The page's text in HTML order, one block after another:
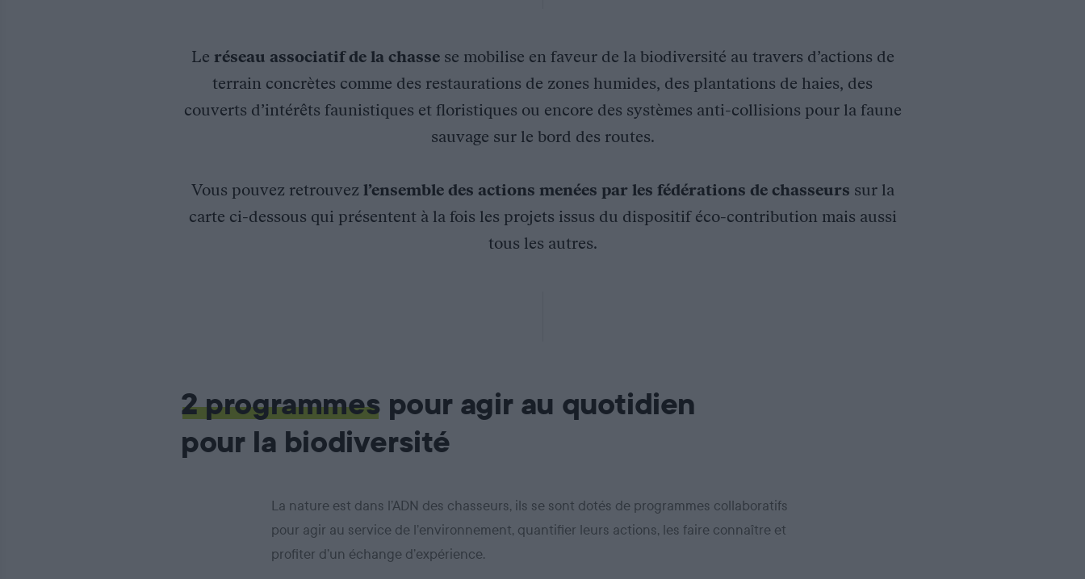
Le réseau associatif de la chassese mobilise en faveur de la biodiversité au travers d’actions de
terrain concrètes comme des restaurations de zones humides, des plantations de haies, des
couverts d’intérêts faunistiques et floristiques ou encore des systèmes anti-collisions pour la faune
sauvage sur le bord des routes.
Vous pouvez retrouvez l’ensemble des actions menées par les fédérations de chasseurs sur la
carte ci-dessous qui présentent à la fois les projets issus du dispositif éco-contribution mais aussi
tous les autres.
2 programmes pour agir au quotidien
pour la biodiversité
La nature est dans l’ADN des chasseurs, ils se sont dotés de programmes collaboratifs
pour agir au service de l’environnement, quantifier leurs actions, les faire connaître et
profiter d’un échange d’expérience.